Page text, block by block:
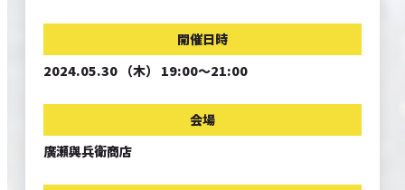
開催日時
2024.05.30 （木） 19:00～21:00
会場
廣瀬與兵衛商店